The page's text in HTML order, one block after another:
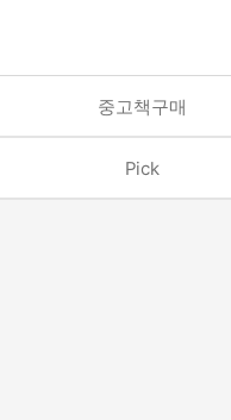
중고책구매
Pick